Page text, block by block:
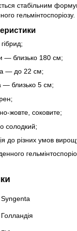
стабільним
гельмінтоспоріозу.
— близько 180 см;
— до 22 см;
— близько 5 см;
жовте, соковите;
солодкий;
до різних умов
Syngenta
Голландія